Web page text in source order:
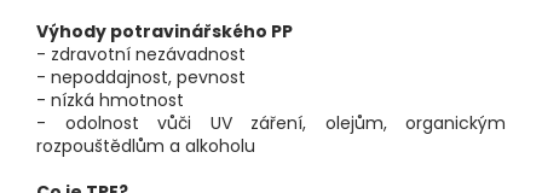
Výhody potravinářského PP
- zdravotní nezávadnost
- nepoddajnost, pevnost
- nízká hmotnost
- odolnost vůči UV záření, olejům, organickým
rozpouštědlům a alkoholu